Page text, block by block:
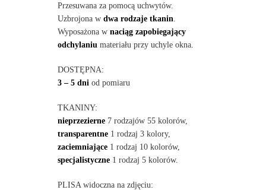
Przesuwana za pomocą uchwytów.
Uzbrojona w dwa rodzaje tkanin
Wyposażona w naciąg zapobiegający
odchylaniu materiału przy uchyle okna.
DOSTĘPNA:
3 – 5 dni od pomiaru
TKANINY:
nieprzezierne7 rodzajów 55 kolorów,
transparentne1 rodzaj 3 kolory,
zaciemniające1 rodzaj 10 kolorów,
specjalistyczne1 rodzaj 5 kolorów.
PLISA widoczna na zdjęciu: